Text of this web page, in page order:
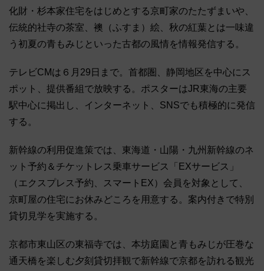
化財・杉本家住宅をはじめとする京町家のたたずまいや、
伝統的社寺の茶室、襖（ふすま）絵、秋の紅葉とは一味違
う初夏の青もみじといった古都の風情を情報発信する。
テレビCMは６月29日まで。首都圏、静岡地区を中心にス
ポット、提供番組で放映する。ポスターはJR東海の主要
駅中心に掲出し、インターネット、SNSでも積極的に発信
する。
新幹線の利用促進策では、東海道・山陽・九州新幹線のネ
ット予約＆チケットレス乗車サービス「EXサービス」
（エクスプレス予約、スマートEX）会員を対象として、
京町屋の住宅にお休みどころを用意する。案内付きで特別
貸切見学を実施する。
京都市東山区の東福寺では、本坊庭園と青もみじが圧巻な
通天橋を楽しむ夕刻貸切拝観で新幹線で京都を訪れる観光